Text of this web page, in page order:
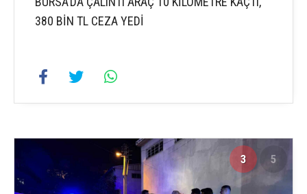
380 BİN TL CEZA YEDİ
3 5